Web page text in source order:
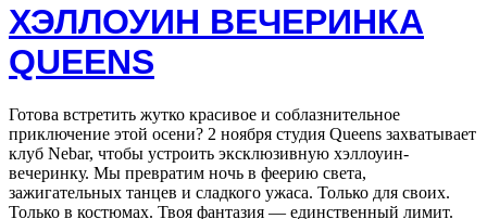
ХЭЛЛОУИН ВЕЧЕРИНКА
QUEENS
Готова встретить жутко красивое и соблазнительное
приключение этой осени? 2 ноября студия Queens захватывает
клуб Nebar, чтобы устроить эксклюзивную хэллоуин-
вечеринку. Мы превратим ночь в феерию света,
зажигательных танцев и сладкого ужаса. Только для своих.
Только в костюмах. Твоя фантазия — единственный лимит.